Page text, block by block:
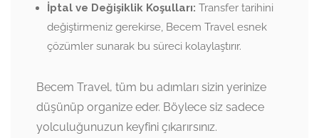
İptal ve Değişiklik Koşulları: Transfer tarihini
değiştirmeniz gerekirse, Becem Travel esnek
çözümler sunarak bu süreci kolaylaştırır.
Becem Travel, tüm bu adımları sizin yerinize
düşünüp organize eder. Böylece siz sadece
yolculuğunuzun keyfini çıkarırsınız.